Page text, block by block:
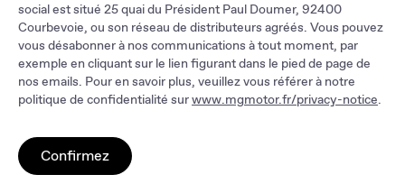
social est situé 25 quai du Président Paul Doumer, 92400
Courbevoie, ou son réseau de distributeurs agréés. Vous pouvez
vous désabonner à nos communications à tout moment, par
exemple en cliquant sur le lien figurant dans le pied de page de
nos emails. Pour en savoir plus, veuillez vous référer à notre
politique de confidentialité surwww.mgmotor.fr/privacy-notice.
Confirmez